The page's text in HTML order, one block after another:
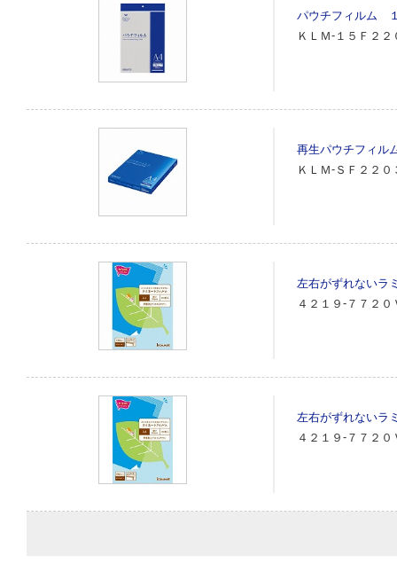
パウチフィルム
ＫＬＭ‐１５Ｆ２
再生パウチフィ
ＫＬＭ‐ＳＦ２２
左右がずれない
４２１９‐７７２
左右がずれない
４２１９‐７７２